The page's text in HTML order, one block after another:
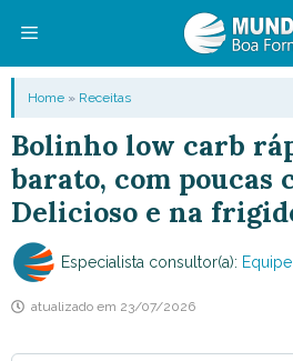
conteúdo
Menu
Home » Receitas
Bolinho low carb
barato, com poucas
Delicioso e na
Especialista consultor(a):
atualizado em 23/07/2026